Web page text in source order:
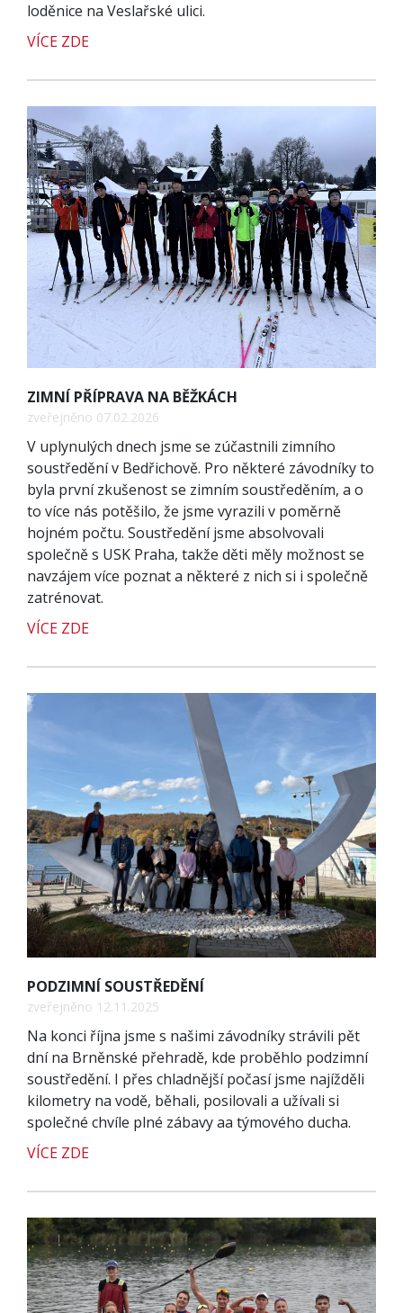
loděnice na Veslařské ulici.
VÍCE ZDE
ZIMNÍ PŘÍPRAVA NA BĚŽKÁCH
zveřejněno 07.02.2026
V uplynulých dnech jsme se zúčastnili zimního
soustředění v Bedřichově. Pro některé závodníky to
byla první zkušenost se zimním soustředěním, a o
to více nás potěšilo, že jsme vyrazili v poměrně
hojném počtu. Soustředění jsme absolvovali
společně s USK Praha, takže děti měly možnost se
navzájem více poznat a některé z nich si i společně
zatrénovat.
VÍCE ZDE
PODZIMNÍ SOUSTŘEDĚNÍ
zveřejněno 12.11.2025
Na konci října jsme s našimi závodníky strávili pět
dní na Brněnské přehradě, kde proběhlo podzimní
soustředění. I přes chladnější počasí jsme najížděli
kilometry na vodě, běhali, posilovali a užívali si
společné chvíle plné zábavy aa týmového ducha.
VÍCE ZDE